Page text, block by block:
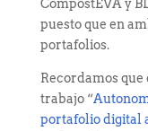
CompostEVA y
puesto que en
portafolios.
Recordamos
trabajo “
portafolio digital